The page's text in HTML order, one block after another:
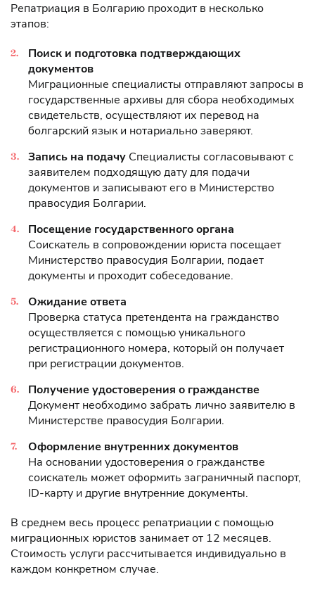
Репатриация в Болгарию проходит в несколько
этапов:
Поиск и подготовка подтверждающих
документов
Миграционные специалисты отправляют запросы в
государственные архивы для сбора необходимых
свидетельств, осуществляют их перевод на
болгарский язык и нотариально заверяют.
Запись на подачу Специалисты согласовывают с
заявителем подходящую дату для подачи
документов и записывают его в Министерство
правосудия Болгарии.
Посещение государственного органа
Соискатель в сопровождении юриста посещает
Министерство правосудия Болгарии, подает
документы и проходит собеседование.
Ожидание ответа
Проверка статуса претендента на гражданство
осуществляется с помощью уникального
регистрационного номера, который он получает
при регистрации документов.
Получение удостоверения о гражданстве
Документ необходимо забрать лично заявителю в
Министерстве правосудия Болгарии.
Оформление внутренних документов
На основании удостоверения о гражданстве
соискатель может оформить заграничный паспорт,
ID-карту и другие внутренние документы.
В среднем весь процесс репатриации с помощью
миграционных юристов занимает от 12 месяцев.
Стоимость услуги рассчитывается индивидуально в
каждом конкретном случае.